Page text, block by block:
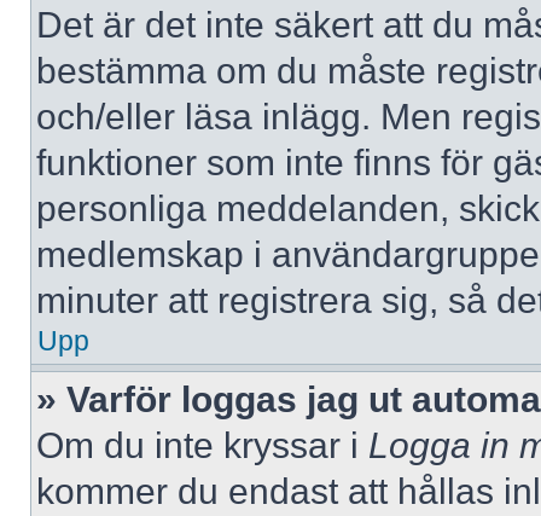
Det är det inte säkert att du
bestämma om du måste
och/eller läsa inlägg. Men
funktioner som inte finns för
personliga meddelanden,
medlemskap i
minuter att registrera sig, så
Upp
» Varför loggas jag ut
Om du inte kryssar i Logga in
kommer du endast att hållas